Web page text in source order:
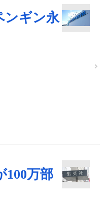
ンギン永
100万部